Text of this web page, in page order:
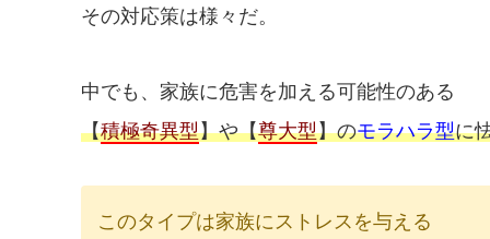
その対応策は様々だ。
中でも、家族に危害を加える可能性のある
【積極奇異型】や【尊大型】のモラハラ型に
このタイプは家族にストレスを与える